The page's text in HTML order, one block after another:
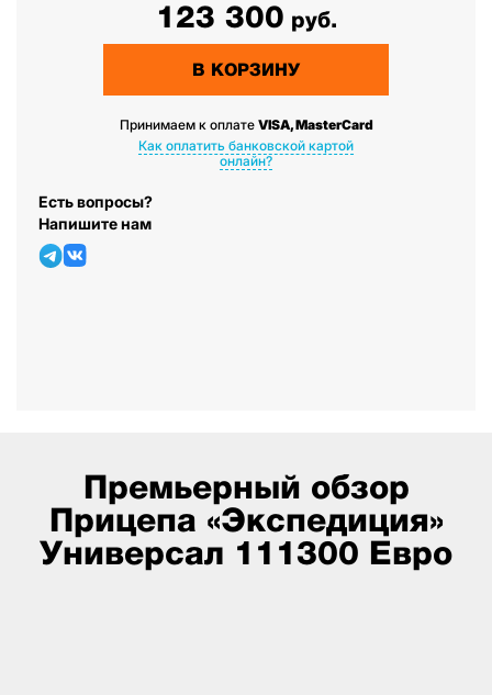
123 300 руб.
В КОРЗИНУ
Принимаем к оплате VISA, MasterCard
Как оплатить банковской картой
онлайн?
Есть вопросы?
Напишите нам
Премьерный обзор
Прицепа «Экспедиция»
Универсал 111300 Евро